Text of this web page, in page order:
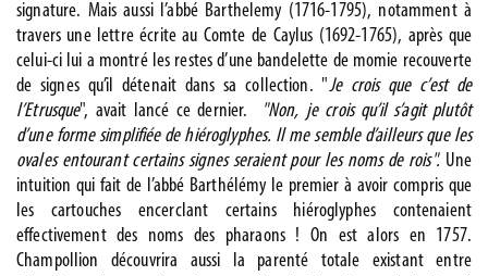
signature. Mais aussi l’abbé Barthelemy (1716-1795), notamment à
travers une lettre écrite au Comte de Caylus (1692-1765), après que
celui-ci lui a montré les restes d’une bandelette de momie recouverte
de signes qu’il détenait dans sa collection. "Je crois que c’est de
l’Etrusque", avait lancé ce dernier.
"Non, je crois qu’il s’agit plutôt
d’une forme simplifiée de hiéroglyphes. Il me semble d’ailleurs que les
ovales entourant certains signes seraient pour les noms de rois".Une
intuition qui fait de l’abbé Barthélémy le premier à avoir compris que
les cartouches encerclant certains hiéroglyphes contenaient
effectivement des noms des pharaons ! On est alors en 1757.
Champollion découvrira aussi la parenté totale existant entre